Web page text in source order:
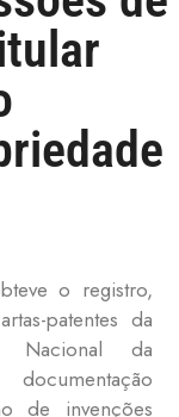
o registro,
patentes da
Nacional da
de invenções